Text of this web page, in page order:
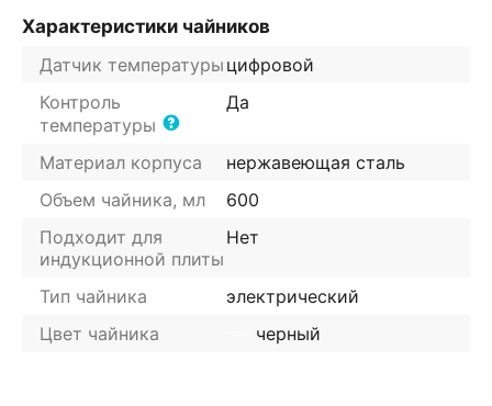
Характеристики чайников
Датчик температуры цифровой
Контроль
температуры
Да
Материал корпуса
нержавеющая сталь
Объем чайника, мл
600
Подходит для
индукционной плиты
Нет
Тип чайника
электрический
Цвет чайника
черный